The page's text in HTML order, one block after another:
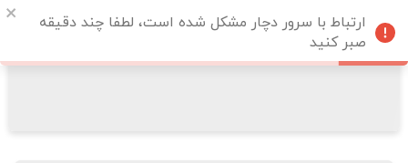
ارتباط با سرور دچار مشکل شده است، لطفا چند دقیقه
صبر کنید